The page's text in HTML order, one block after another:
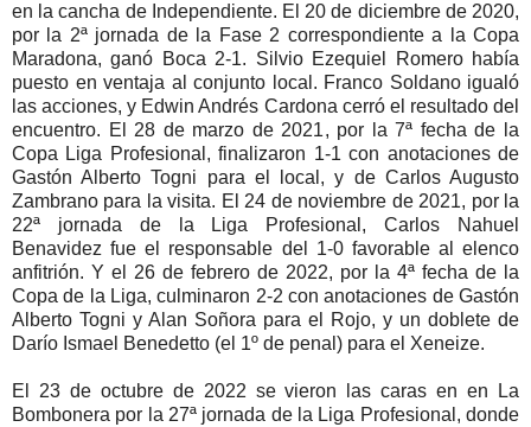
en la cancha de Independiente. El 20 de diciembre de 2020,
por la 2ª jornada de la Fase 2 correspondiente a la Copa
Maradona, ganó Boca 2-1. Silvio Ezequiel Romero había
puesto en ventaja al conjunto local. Franco Soldano igualó
las acciones, y Edwin Andrés Cardona cerró el resultado del
encuentro. El 28 de marzo de 2021, por la 7ª fecha de la
Copa Liga Profesional, finalizaron 1-1 con anotaciones de
Gastón Alberto Togni para el local, y de Carlos Augusto
Zambrano para la visita. El 24 de noviembre de 2021, por la
22ª jornada de la Liga Profesional, Carlos Nahuel
Benavidez fue el responsable del 1-0 favorable al elenco
anfitrión. Y el 26 de febrero de 2022, por la 4ª fecha de la
Copa de la Liga, culminaron 2-2 con anotaciones de Gastón
Alberto Togni y Alan Soñora para el Rojo, y un doblete de
Darío Ismael Benedetto (el 1º de penal) para el Xeneize.
El 23 de octubre de 2022 se vieron las caras en en La
Bombonera por la 27ª jornada de la Liga Profesional, donde